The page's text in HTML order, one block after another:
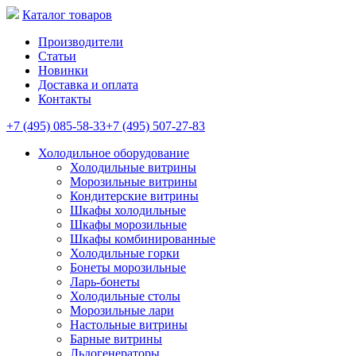
Каталог товаров
Производители
Статьи
Новинки
Доставка и оплата
Контакты
+7 (495) 085-58-33+7 (495) 507-27-83
Холодильное оборудование
Холодильные витрины
Морозильные витрины
Кондитерские витрины
Шкафы холодильные
Шкафы морозильные
Шкафы комбинированные
Холодильные горки
Бонеты морозильные
Ларь-бонеты
Холодильные столы
Морозильные лари
Настольные витрины
Барные витрины
Льдогенераторы